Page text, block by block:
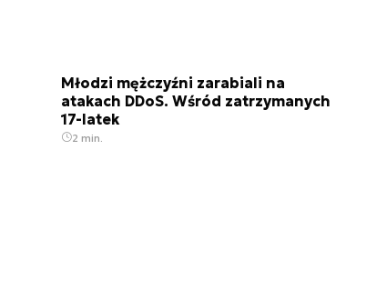
Młodzi mężczyźni zarabiali na
atakach DDoS. Wśród zatrzymanych
17-latek
2 min.